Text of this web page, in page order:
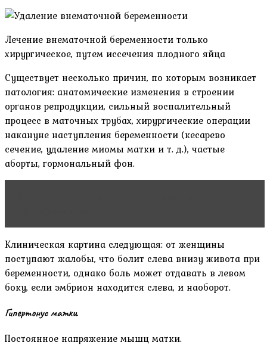
Лечение внематочной беременности только
хирургическое, путем иссечения плодного яйца
Существует несколько причин, по которым возникает
патология: анатомические изменения в строении
органов репродукции, сильный воспалительный
процесс в маточных трубах, хирургические операции
накануне наступления беременности (кесарево
сечение, удаление миомы матки и т. д.), частые
аборты, гормональный фон.
Клиническая картина следующая: от женщины
поступают жалобы, что болит слева внизу живота при
беременности, однако боль может отдавать в левом
боку, если эмбрион находится слева, и наоборот.
Гипертонус матки
Постоянное напряжение мышц матки.